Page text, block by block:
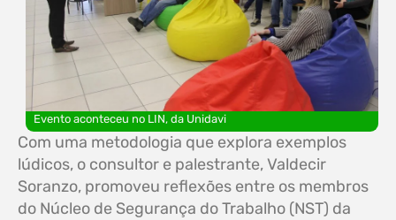
Evento aconteceu no LIN, da Unidavi
Com uma metodologia que explora exemplos
lúdicos, o consultor e palestrante, Valdecir
Soranzo, promoveu reflexões entre os membros
do Núcleo de Segurança do Trabalho (NST) da